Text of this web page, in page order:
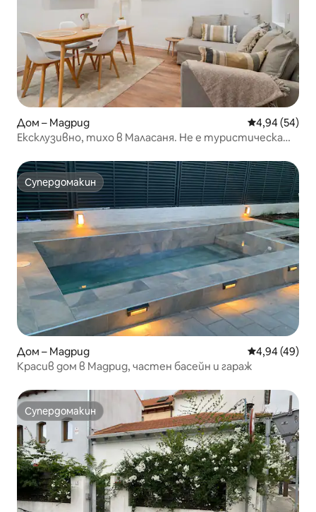
Дом – Мадрид Средна
4,94 (54)
Ексклузивно, тихо в Маласаня. Не е туристическа
Супердомакин
Супердомакин
Дом – Мадрид Средна
4,94 (49)
Красив дом в Мадрид, частен басейн и гараж
Супердомакин
Супердомакин